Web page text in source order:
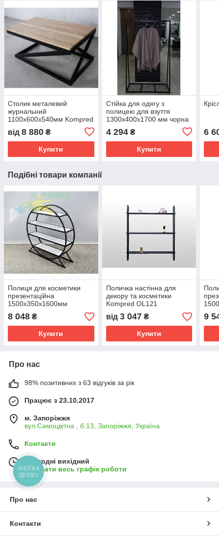
Столик металевий
журнальний
1100х600х540мм Kompred
від 8 880 ₴
Купити
Стійка для одягу з
полицею для взуття
1300х400х1700 мм чорна
Сітка Kompred OL935-014
4 294₴
Купити
6
Подібні товари компанії
Полиця для косметики
презентаційна
1500х350х1600мм
8 048 ₴
Купити
Поличка настінна для
декору та косметики
Kompred OL121
від 3 047₴
Купити
9
Про нас
98% позитивних з 63 відгуків за рік
Працює з 23.10.2017
м. Запоріжжя
вул.Самоцвітна , б.13, Запоріжжя, Україна
Контакти
Сьогодні вихідний
Показати весь графік роботи
Про нас
Контакти
КНОПКА
ЗВ'ЯЗКУ